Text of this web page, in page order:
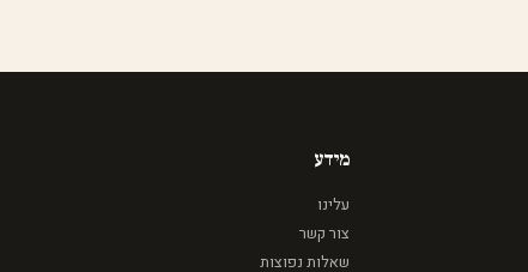
מידע
עלינו
צור קשר
שאלות נפוצות